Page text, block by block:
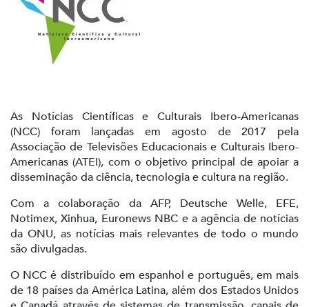
As Notícias Científicas e Culturais Ibero-Americanas
(NCC) foram lançadas em agosto de 2017 pela
Associação de Televisões Educacionais e Culturais Ibero-
Americanas (ATEI), com o objetivo principal de apoiar a
disseminação da ciência, tecnologia e cultura na região.
Com a colaboração da AFP, Deutsche Welle, EFE,
Notimex, Xinhua, Euronews NBC e a agência de notícias
da ONU, as notícias mais relevantes de todo o mundo
são divulgadas.
O NCC é distribuído em espanhol e português, em mais
de 18 países da América Latina, além dos Estados Unidos